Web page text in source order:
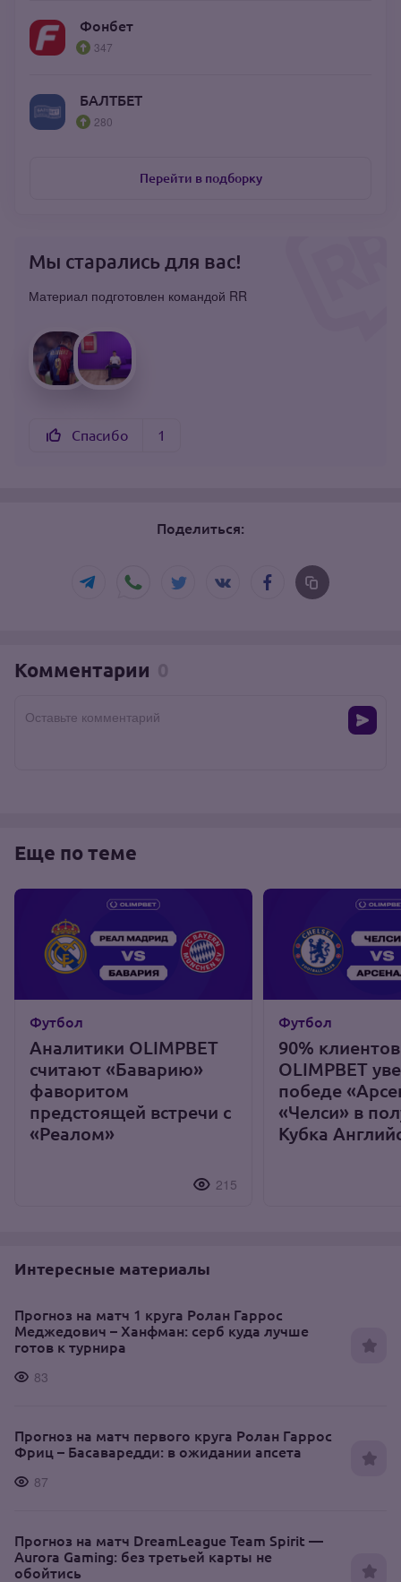
Фонбет
347
БАЛТБЕТ
280
Перейти в подборку
Мы старались для вас!
Материал подготовлен командой RR
Спасибо 1
Поделиться:
Комментарии
Оставьте комментарий
Еще по теме
Футбол
Аналитики OLIMPBET
считают «Баварию»
фаворитом
предстоящей встречи с
«Реалом»
215
Футбол
90% клиентов
OLIMPBET
победе
«Челси» в
Кубка
Интересные материалы
Прогноз на матч 1 круга Ролан Гаррос
Меджедович – Ханфман: серб куда лучше
готов к турнира
83
Прогноз на матч первого круга Ролан Гаррос
Фриц – Басаваредди: в ожидании апсета
87
Прогноз на матч DreamLeague Team Spirit —
Aurora Gaming: без третьей карты не
обойтись